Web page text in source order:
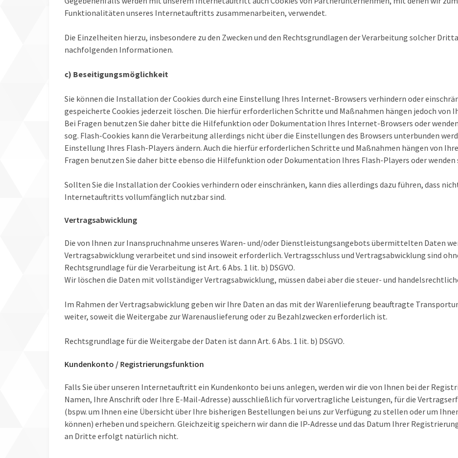
Funktionalitäten unseres Internetauftritts zusammenarbeiten, verwendet.
Die Einzelheiten hierzu, insbesondere zu den Zwecken und den Rechtsgrundlagen der Verarbeitung solcher
nachfolgenden Informationen.
c) Beseitigungsmöglichkeit
Sie können die Installation der Cookies durch eine Einstellung Ihres Internet-Browsers verhindern oder
gespeicherte Cookies jederzeit löschen. Die hierfür erforderlichen Schritte und Maßnahmen hängen jedoch
Bei Fragen benutzen Sie daher bitte die Hilfefunktion oder Dokumentation Ihres Internet-Browsers oder
sog. Flash-Cookies kann die Verarbeitung allerdings nicht über die Einstellungen des Browsers unterbunden
Einstellung Ihres Flash-Players ändern. Auch die hierfür erforderlichen Schritte und Maßnahmen hängen von
Fragen benutzen Sie daher bitte ebenso die Hilfefunktion oder Dokumentation Ihres Flash-Players oder
Sollten Sie die Installation der Cookies verhindern oder einschränken, kann dies allerdings dazu führen, dass
Internetauftritts vollumfänglich nutzbar sind.
Vertragsabwicklung
Die von Ihnen zur Inanspruchnahme unseres Waren- und/oder Dienstleistungsangebots übermittelten Daten
Vertragsabwicklung verarbeitet und sind insoweit erforderlich. Vertragsschluss und Vertragsabwicklung sind
Rechtsgrundlage für die Verarbeitung ist Art. 6 Abs. 1 lit. b) DSGVO.
Wir löschen die Daten mit vollständiger Vertragsabwicklung, müssen dabei aber die steuer- und
Im Rahmen der Vertragsabwicklung geben wir Ihre Daten an das mit der Warenlieferung beauftragte
weiter, soweit die Weitergabe zur Warenauslieferung oder zu Bezahlzwecken erforderlich ist.
Rechtsgrundlage für die Weitergabe der Daten ist dann Art. 6 Abs. 1 lit. b) DSGVO.
Kundenkonto / Registrierungsfunktion
Falls Sie über unseren Internetauftritt ein Kundenkonto bei uns anlegen, werden wir die von Ihnen bei der
Namen, Ihre Anschrift oder Ihre E-Mail-Adresse) ausschließlich für vorvertragliche Leistungen, für die
(bspw. um Ihnen eine Übersicht über Ihre bisherigen Bestellungen bei uns zur Verfügung zu stellen oder um
können) erheben und speichern. Gleichzeitig speichern wir dann die IP-Adresse und das Datum Ihrer
an Dritte erfolgt natürlich nicht.